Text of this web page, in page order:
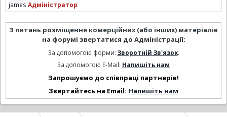
james Адміністратор
З питань розміщення комерційних (або інших) матеріалів
на форумі звертатися до Адміністрації:
За допомогою форми: Зворотній Зв'язок.
За допомогою E-Mail: Напишіть нам
Запрошуємо до співпраці партнерів!
Звертайтесь на Email: Напишіть нам